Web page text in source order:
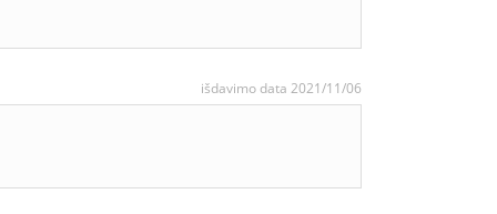
išdavimo data 2021/11/06